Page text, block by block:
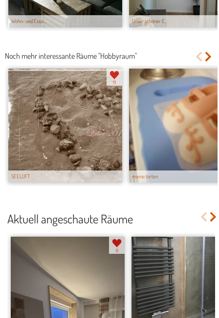
Wohn- und Esszi... Unser schöner E...
Noch mehr interessante Räume "Hobbyraum"
SEELUFT
13
meine torten
Aktuell angeschaute Räume
0